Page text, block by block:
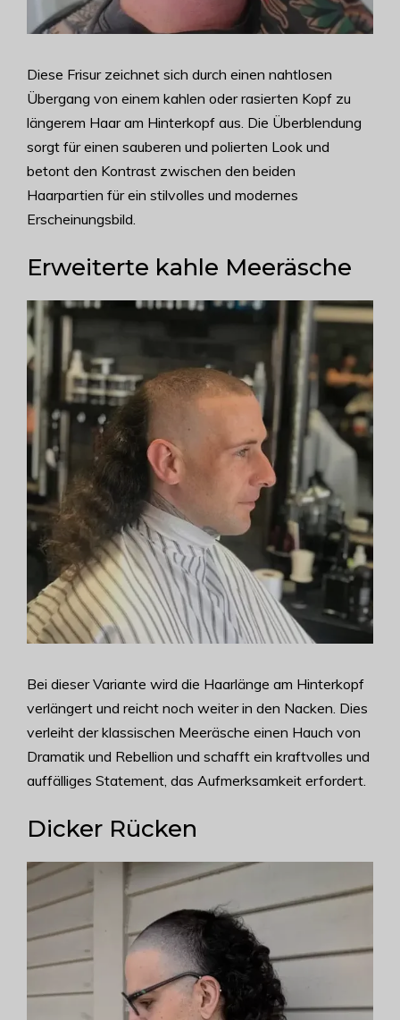
Diese Frisur zeichnet sich durch einen nahtlosen
Übergang von einem kahlen oder rasierten Kopf zu
längerem Haar am Hinterkopf aus. Die Überblendung
sorgt für einen sauberen und polierten Look und
betont den Kontrast zwischen den beiden
Haarpartien für ein stilvolles und modernes
Erscheinungsbild.
Erweiterte kahle Meeräsche
Bei dieser Variante wird die Haarlänge am Hinterkopf
verlängert und reicht noch weiter in den Nacken. Dies
verleiht der klassischen Meeräsche einen Hauch von
Dramatik und Rebellion und schafft ein kraftvolles und
auffälliges Statement, das Aufmerksamkeit erfordert.
Dicker Rücken